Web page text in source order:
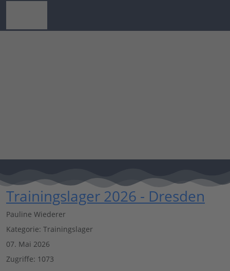
Trainingslager 2026 - Dresden
Pauline Wiederer
Kategorie: Trainingslager
07. Mai 2026
Zugriffe: 1073